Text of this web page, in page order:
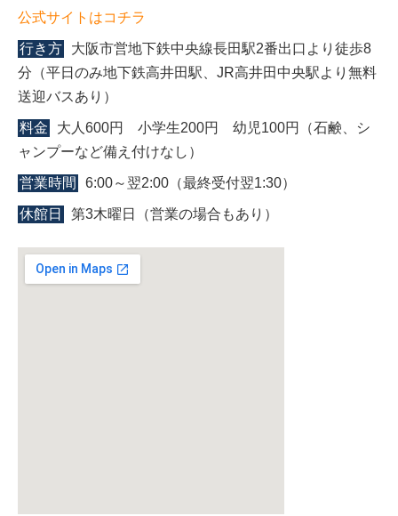
公式サイトはコチラ
行き方
大阪市営地下鉄中央線長田駅2番出口より徒歩8
分（平日のみ地下鉄高井田駅、JR高井田中央駅より無料
送迎バスあり）
料金
大人600円 小学生200円 幼児100円（石鹸、シ
ャンプーなど備え付けなし）
営業時間 6:00～翌2:00（最終受付翌1:30）
休館日 第3木曜日（営業の場合もあり）